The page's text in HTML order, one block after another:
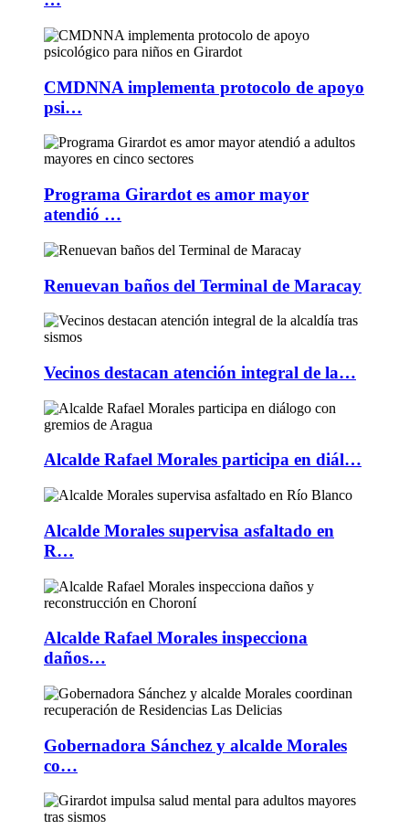
CMDNNA implementa protocolo de apoyo
psi…
Programa Girardot es amor mayor
atendió …
Renuevan baños del Terminal de Maracay
Vecinos destacan atención integral de la…
Alcalde Rafael Morales participa en diál…
Alcalde Morales supervisa asfaltado en
R…
Alcalde Rafael Morales inspecciona
daños…
Gobernadora Sánchez y alcalde Morales
co…